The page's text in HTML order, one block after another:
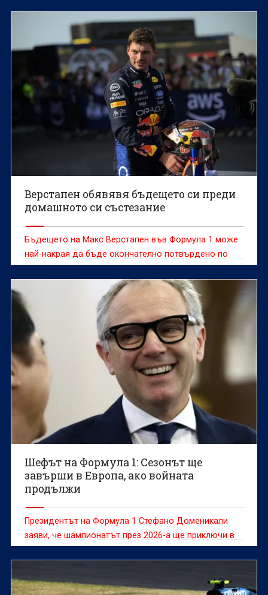
Верстапен обявявя бъдещето си преди
домашното си състезание
Бъдещето на Макс Верстапен във Формула 1 може
най-накрая да бъде окончателно потвърдено по
време на състезателния уикенд за Гран При на
Нидерландия на пистата "Зандворт", смята бившият
нидерландски пилот Роберт Доорнбос
Шефът на Формула 1: Сезонът ще
завърши в Европа, ако войната
продължи
Президентът на Формула 1 Стефано Доменикали
заяви, че шампионатът през 2026-a ще приключи в
Европа, ако конфликтът в Близкия изток направи
невъзможно провеждането на състезанията в
Катар и Абу Даби